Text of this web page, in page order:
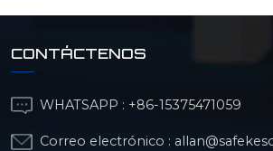
CONTÁCTENOS
WHATSAPP : +86-15375471059
Correo electrónico :